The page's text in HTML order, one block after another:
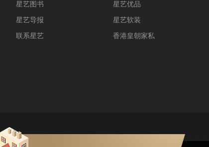
星艺图书
星艺导报
联系星艺
星艺优品
星艺软装
香港皇朝家私